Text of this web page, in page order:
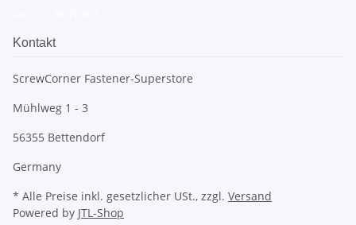
Kontakt
ScrewCorner Fastener-Superstore
Mühlweg 1 - 3
56355 Bettendorf
Germany
* Alle Preise inkl. gesetzlicher USt., zzgl. Versand
Powered by JTL-Shop